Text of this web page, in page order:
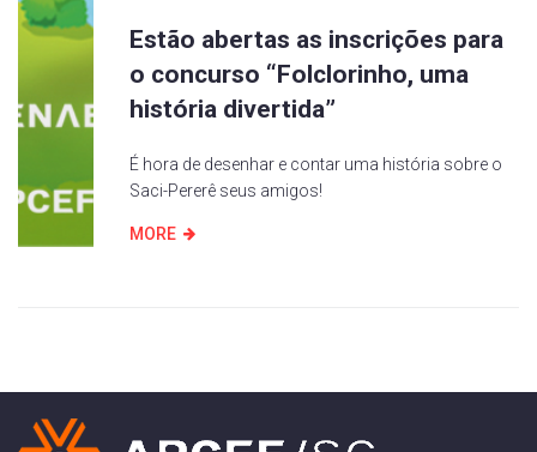
Estão abertas as inscrições para
o concurso “Folclorinho, uma
história divertida”
É hora de desenhar e contar uma história sobre o
Saci-Pererê seus amigos!
MORE